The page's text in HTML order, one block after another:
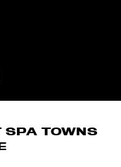
SPA TOWNS